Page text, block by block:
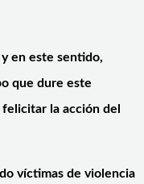
en este sentido,
que dure este
la acción del
víctimas de violencia